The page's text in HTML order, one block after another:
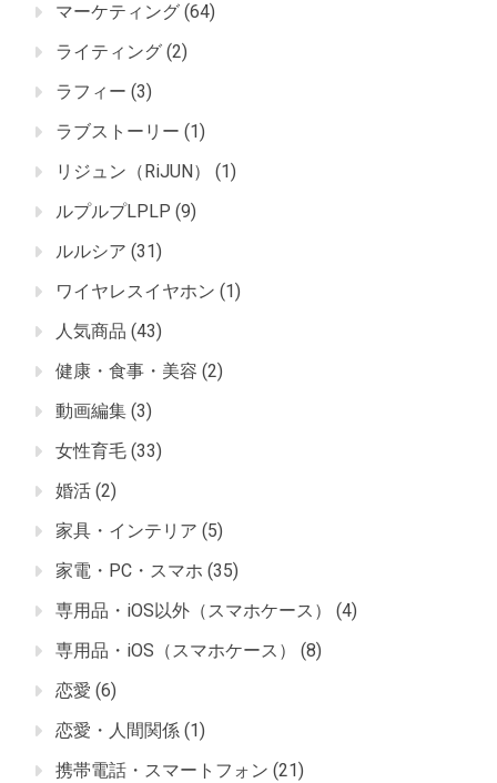
マーケティング (64)
ライティング (2)
ラフィー (3)
ラブストーリー (1)
リジュン（RiJUN）
(1)
ルプルプLPLP (9)
ルルシア (31)
ワイヤレスイヤホン (1)
人気商品 (43)
健康・食事・美容 (2)
動画編集 (3)
女性育毛 (33)
婚活 (2)
家具・インテリア (5)
家電・PC・スマホ (35)
専用品・iOS以外（スマホケース）
(4)
専用品・iOS（スマホケース）
(8)
恋愛 (6)
恋愛・人間関係 (1)
携帯電話・スマートフォン (21)